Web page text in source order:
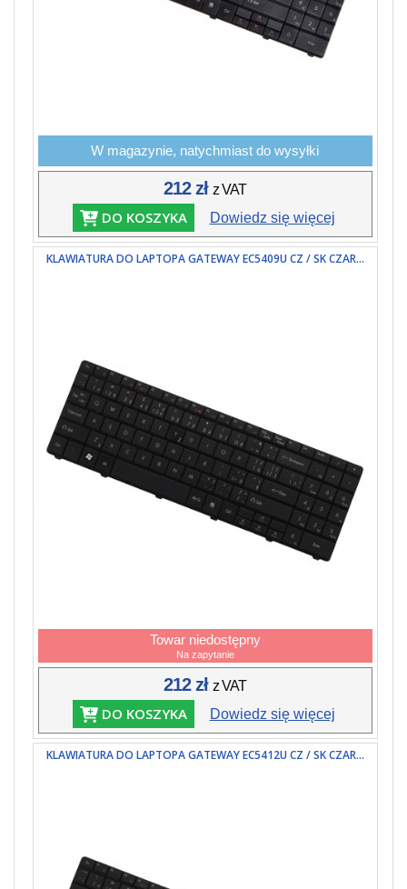
W magazynie, natychmiast do wysyłki
212 złz VAT
DO KOSZYKA Dowiedz się więcej
KLAWIATURA DO LAPTOPA GATEWAY EC5409U CZ / SK CZAR...
Towar niedostępny
Na zapytanie
212 złz VAT
DO KOSZYKA Dowiedz się więcej
KLAWIATURA DO LAPTOPA GATEWAY EC5412U CZ / SK CZAR...